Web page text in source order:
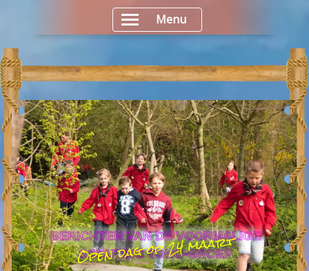
BERICHTEN VAN DE VOORMALIGE
SCOUTING TONO-GROEP
Open dag op 24 maart
Menu